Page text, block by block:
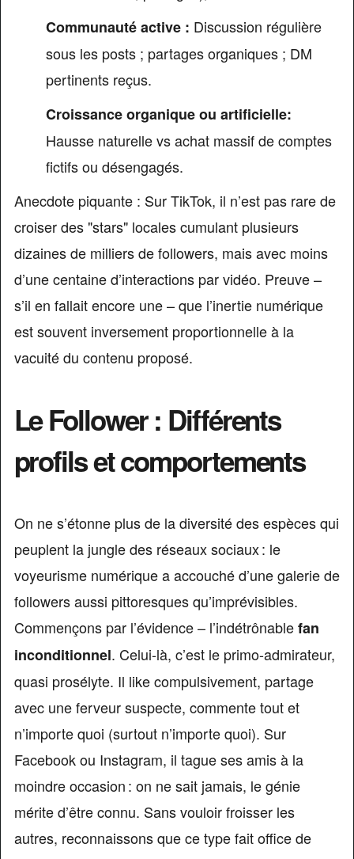
Communauté active : Discussion régulière
sous les posts ; partages organiques ; DM
pertinents reçus.
Croissance organique ou artificielle:
Hausse naturelle vs achat massif de comptes
fictifs ou désengagés.
Anecdote piquante : Sur TikTok, il n’est pas rare de
croiser des "stars" locales cumulant plusieurs
dizaines de milliers de followers, mais avec moins
d’une centaine d’interactions par vidéo. Preuve –
s’il en fallait encore une – que l’inertie numérique
est souvent inversement proportionnelle à la
vacuité du contenu proposé.
Le Follower : Différents
profils et comportements
On ne s’étonne plus de la diversité des espèces qui
peuplent la jungle des réseaux sociaux : le
voyeurisme numérique a accouché d’une galerie de
followers aussi pittoresques qu’imprévisibles.
Commençons par l’évidence – l’indétrônablefan
inconditionnel. Celui-là, c’est le primo-admirateur,
quasi prosélyte. Il like compulsivement, partage
avec une ferveur suspecte, commente tout et
n’importe quoi (surtout n’importe quoi). Sur
Facebook ou Instagram, il tague ses amis à la
moindre occasion : on ne sait jamais, le génie
mérite d’être connu. Sans vouloir froisser les
autres, reconnaissons que ce type fait office de